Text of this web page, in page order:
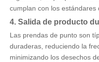
cumplan con los estándares
4. Salida de producto
Las prendas de punto son
duraderas, reduciendo la
minimizando los desechos